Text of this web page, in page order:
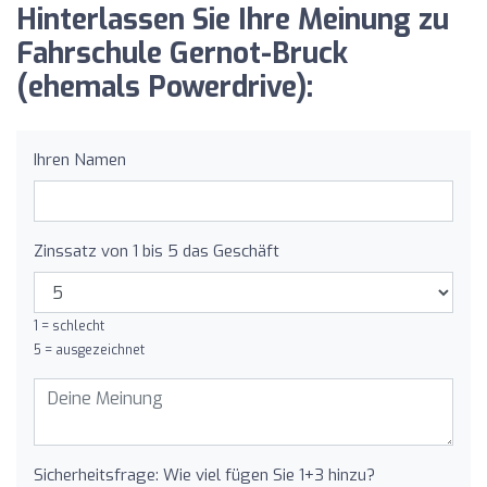
Hinterlassen Sie Ihre Meinung zu
Fahrschule Gernot-Bruck
(ehemals Powerdrive):
Ihren Namen
Zinssatz von 1 bis 5 das Geschäft
1 = schlecht
5 = ausgezeichnet
Sicherheitsfrage: Wie viel fügen Sie 1+3 hinzu?